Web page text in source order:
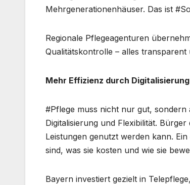
Mehrgenerationenhäuser. Das ist
Regionale Pflegeagenturen
Qualitätskontrolle – alles transparent
Mehr Effizienz durch
#Pflege muss nicht nur gut,
Digitalisierung und Flexibilität.
Leistungen genutzt werden kann.
sind, was sie kosten und wie sie
Bayern investiert gezielt in